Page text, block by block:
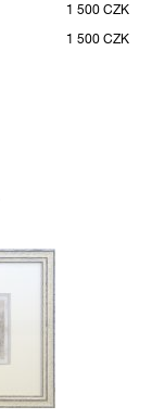
1 500 CZK
1 500 CZK